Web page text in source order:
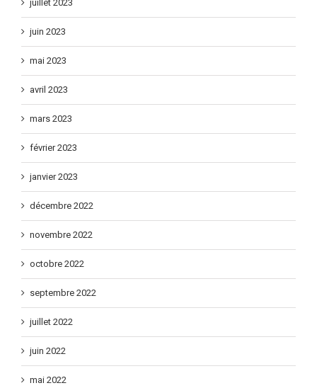
juillet 2023
juin 2023
mai 2023
avril 2023
mars 2023
février 2023
janvier 2023
décembre 2022
novembre 2022
octobre 2022
septembre 2022
juillet 2022
juin 2022
mai 2022